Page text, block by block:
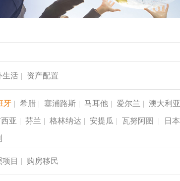
生活 | 资产配置
牙 | 希腊 | 塞浦路斯 | 马耳他 | 爱尔兰 | 澳大利亚
亚 | 芬兰 | 格林纳达 | 安提瓜 | 瓦努阿图 | 日本
目 | 购房移民